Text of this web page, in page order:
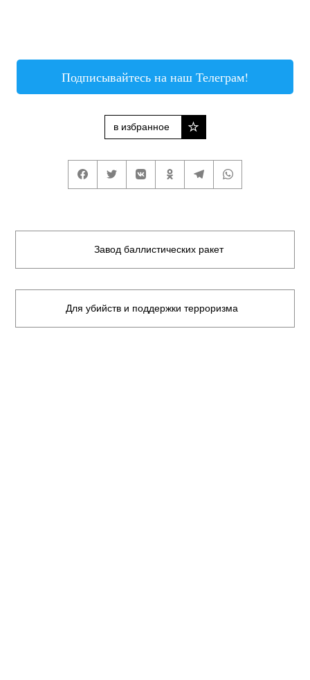
Подписывайтесь на наш Телеграм!
в избранное
Завод баллистических ракет
Для убийств и поддержки терроризма